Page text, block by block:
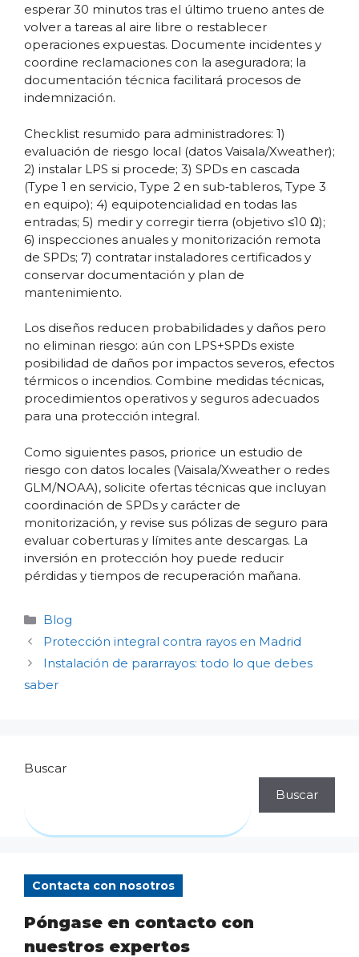
esperar 30 minutos tras el último trueno antes de
volver a tareas al aire libre o restablecer
operaciones expuestas. Documente incidentes y
coordine reclamaciones con la aseguradora; la
documentación técnica facilitará procesos de
indemnización.
Checklist resumido para administradores: 1)
evaluación de riesgo local (datos Vaisala/Xweather);
2) instalar LPS si procede; 3) SPDs en cascada
(Type 1 en servicio, Type 2 en sub‑tableros, Type 3
en equipo); 4) equipotencialidad en todas las
entradas; 5) medir y corregir tierra (objetivo ≤10 Ω);
6) inspecciones anuales y monitorización remota
de SPDs; 7) contratar instaladores certificados y
conservar documentación y plan de
mantenimiento.
Los diseños reducen probabilidades y daños pero
no eliminan riesgo: aún con LPS+SPDs existe
posibilidad de daños por impactos severos, efectos
térmicos o incendios. Combine medidas técnicas,
procedimientos operativos y seguros adecuados
para una protección integral.
Como siguientes pasos, priorice un estudio de
riesgo con datos locales (Vaisala/Xweather o redes
GLM/NOAA), solicite ofertas técnicas que incluyan
coordinación de SPDs y carácter de
monitorización, y revise sus pólizas de seguro para
evaluar coberturas y límites ante descargas. La
inversión en protección hoy puede reducir
pérdidas y tiempos de recuperación mañana.
Categorías
Blog
Protección integral contra rayos en Madrid
Instalación de pararrayos: todo lo que debes
saber
Buscar
Buscar
Contacta con nosotros
Póngase en contacto con
nuestros expertos